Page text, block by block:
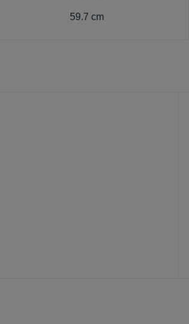
59.7 cm